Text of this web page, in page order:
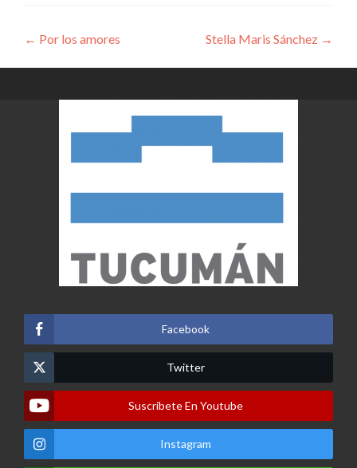
Navegación
de
entradas
← Por los amores Stella Maris Sánchez →
Facebook
Twitter
Suscribete En Youtube
Instagram